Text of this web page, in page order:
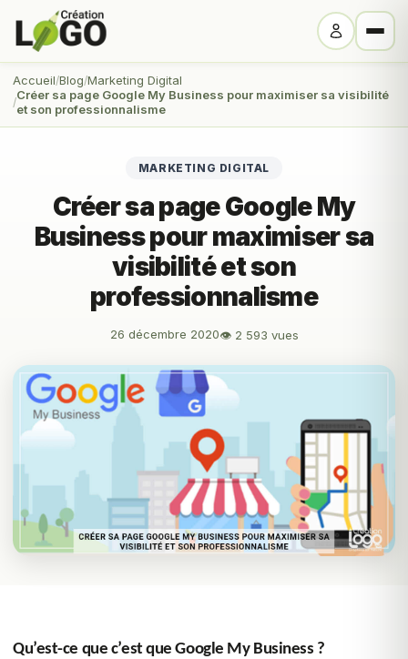
Accueil Blog Marketing Digital
Créer sa page Google My Business pour maximiser sa visibilité
et son professionnalisme
MARKETING DIGITAL
Créer sa page Google My
Business pour maximiser sa
visibilité et son
professionnalisme
26 décembre 2020👁 2 593 vues
Qu’est-ce que c’est que Google My Business ?